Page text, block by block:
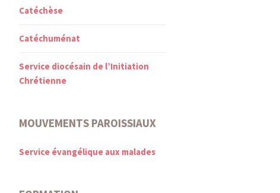
Catéchèse
Catéchuménat
Service diocésain de l’Initiation
Chrétienne
MOUVEMENTS PAROISSIAUX
Service évangélique aux malades